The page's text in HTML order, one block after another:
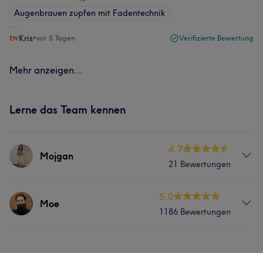
Augenbrauen zupfen mit Fadentechnik
Kris•vor 5 Tagen Verifizierte Bewertung
Mehr anzeigen...
Lerne das Team kennen
Mojgan
4.7
21 Bewertungen
Services
Moe
5.0
1186 Bewertungen